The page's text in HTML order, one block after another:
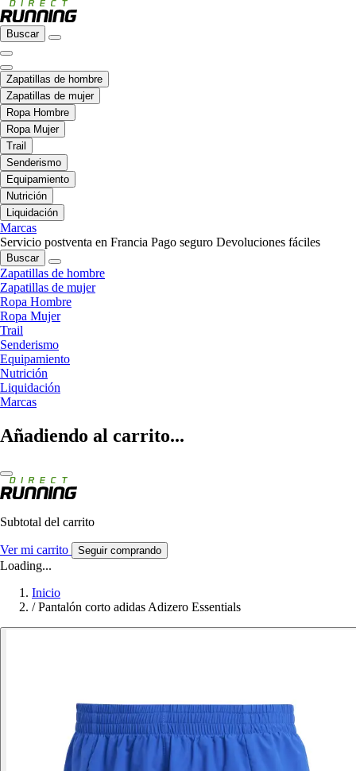
Buscar
Zapatillas de hombre
Zapatillas de mujer
Ropa Hombre
Ropa Mujer
Trail
Senderismo
Equipamiento
Nutrición
Liquidación
Marcas
Servicio postventa en Francia Pago seguro Devoluciones fáciles
Buscar
Zapatillas de hombre
Zapatillas de mujer
Ropa Hombre
Ropa Mujer
Trail
Senderismo
Equipamiento
Nutrición
Liquidación
Marcas
Añadiendo al carrito...
Subtotal del carrito
Ver mi carrito Seguir comprando
Loading...
Inicio
/ Pantalón corto adidas Adizero Essentials